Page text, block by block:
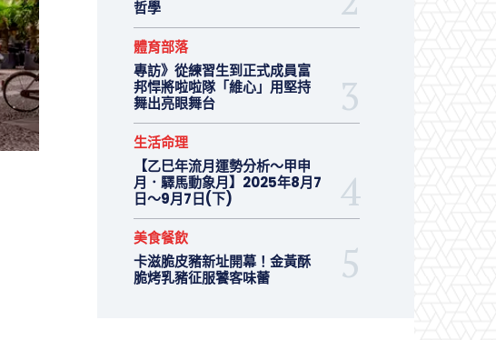
哲學
體育部落
專訪》從練習生到正式成員富
邦悍將啦啦隊「維心」用堅持
舞出亮眼舞台
生活命理
【乙巳年流月運勢分析～甲申
月．驛馬動象月】2025年8月7
日～9月7日(下)
美食餐飲
卡滋脆皮豬新址開幕！金黃酥
脆烤乳豬征服饕客味蕾